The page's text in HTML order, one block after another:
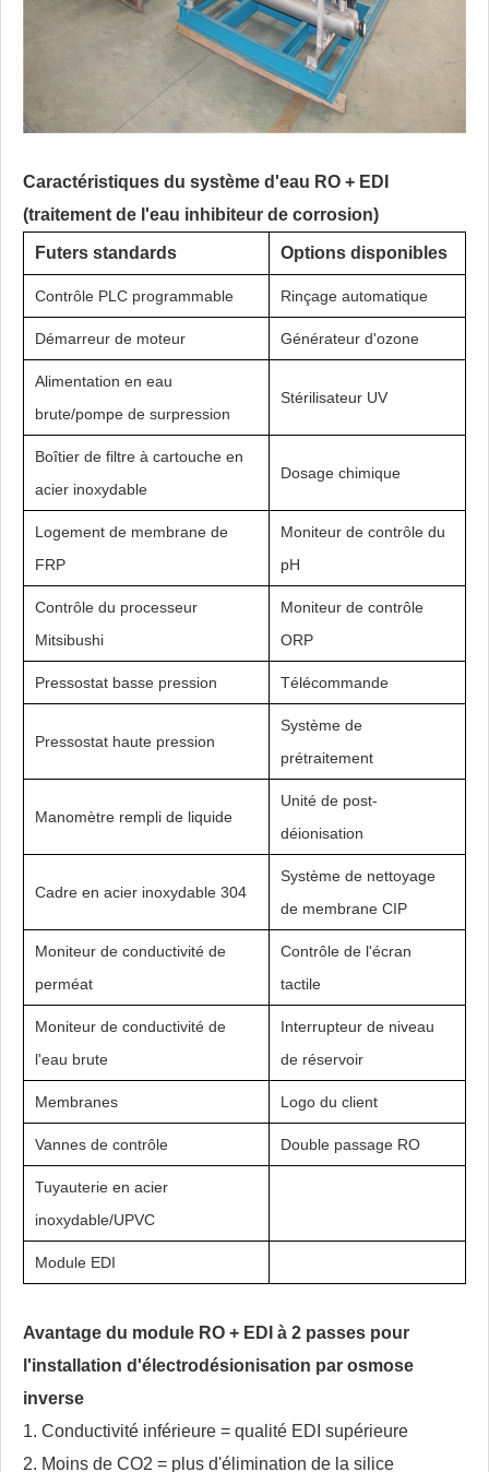
Caractéristiques du système d'eau RO + EDI
(traitement de l'eau inhibiteur de corrosion)
Futers standards Options disponibles
Contrôle PLC programmable Rinçage automatique
Démarreur de moteur Générateur d'ozone
Alimentation en eau
brute/pompe de surpression
Stérilisateur UV
Boîtier de filtre à cartouche en
acier inoxydable
Dosage chimique
Logement de membrane de
FRP
Moniteur de contrôle du
pH
Contrôle du processeur
Mitsibushi
Moniteur de contrôle
ORP
Pressostat basse pression Télécommande
Pressostat haute pression
Système de
prétraitement
Manomètre rempli de liquide
Unité de post-
déionisation
Cadre en acier inoxydable 304
Système de nettoyage
de membrane CIP
Moniteur de conductivité de
perméat
Contrôle de l'écran
tactile
Moniteur de conductivité de
l'eau brute
Interrupteur de niveau
de réservoir
Membranes Logo du client
Vannes de contrôle Double passage RO
Tuyauterie en acier
inoxydable/UPVC
Module EDI
Avantage du module RO + EDI à 2 passes pour
l'installation d'électrodésionisation par osmose
inverse
1. Conductivité inférieure = qualité EDI supérieure
2. Moins de CO2 = plus d'élimination de la silice